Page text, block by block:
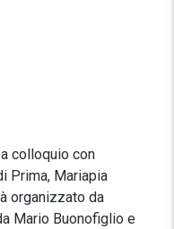
colloquio con
Prima, Mariapia
organizzato da
Mario Buonofiglio e